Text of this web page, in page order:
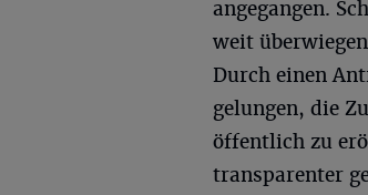
angegangen.
weit
Durch einen
gelungen, die
öffentlich zu
transparenter